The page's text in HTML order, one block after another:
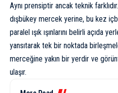
Aynı prensiptir ancak teknik
dışbükey mercek yerine, bu kez
paralel ışık ışınlarını belirli açıda
yansıtarak tek bir noktada
merceğine yakın bir yerdir ve
ulaşır.